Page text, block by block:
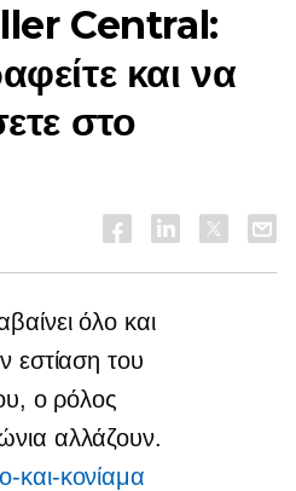
Central:
και να
στο
όλο και
εστίαση του
ο ρόλος
αλλάζουν.
και-κονίαμα